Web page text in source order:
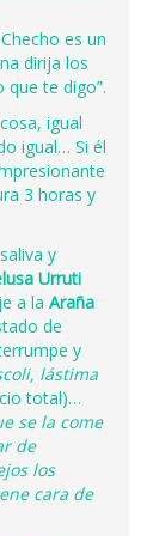
es un
dirija los
te digo”.
igual
igual… Si él
3 horas y
y
Urruti
a la Araña
de
y
lástima
total)…
se la come
de
los
cara de